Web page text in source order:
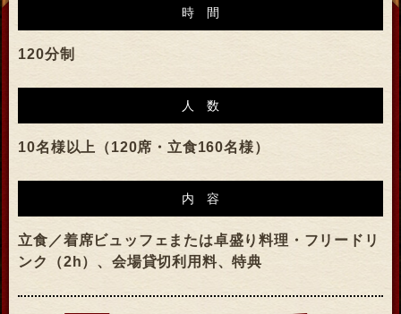
時間
120分制
人数
10名様以上（120席・立食160名様）
内容
立食／着席ビュッフェまたは卓盛り料理・フリードリ
ンク（2h）、会場貸切利用料、特典